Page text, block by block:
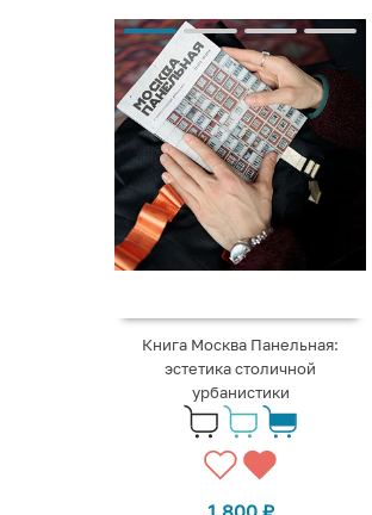
Книга Москва Панельная:
эстетика столичной
урбанистики